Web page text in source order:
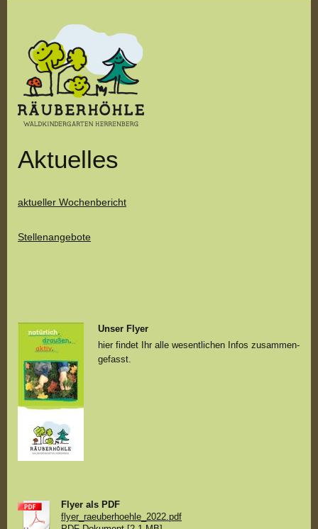
Aktuelles
aktueller Wochenbericht
Stellenangebote
Unser Flyer
hier findet Ihr alle wesentlichen Infos zusammen-
gefasst.
Flyer als PDF
flyer_raeuberhoehle_2022.pdf